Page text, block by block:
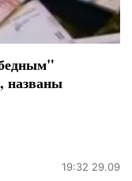
названы
19:32 29.09